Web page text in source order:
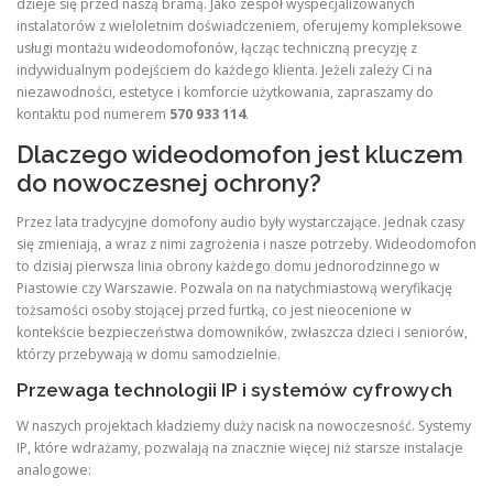
instalatorów z wieloletnim doświadczeniem, oferujemy kompleksowe
usługi montażu wideodomofonów, łącząc techniczną precyzję z
indywidualnym podejściem do każdego klienta. Jeżeli zależy Ci na
niezawodności, estetyce i komforcie użytkowania, zapraszamy do
kontaktu pod numerem 570 933 114.
Dlaczego wideodomofon jest kluczem
do nowoczesnej ochrony?
Przez lata tradycyjne domofony audio były wystarczające. Jednak czasy
się zmieniają, a wraz z nimi zagrożenia i nasze potrzeby. Wideodomofon
to dzisiaj pierwsza linia obrony każdego domu jednorodzinnego w
Piastowie czy Warszawie. Pozwala on na natychmiastową weryfikację
tożsamości osoby stojącej przed furtką, co jest nieocenione w
kontekście bezpieczeństwa domowników, zwłaszcza dzieci i seniorów,
którzy przebywają w domu samodzielnie.
Przewaga technologii IP i systemów cyfrowych
W naszych projektach kładziemy duży nacisk na nowoczesność. Systemy
IP, które wdrażamy, pozwalają na znacznie więcej niż starsze instalacje
analogowe: